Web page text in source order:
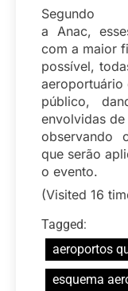
Segundo
a Anac,
com a maior
possível,
aeroportuário
público,
envolvidas de
observando
que serão
o evento.
(Visited 16
Tagged:
aeroportos
esquema